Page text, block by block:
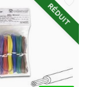
RÉDUIT